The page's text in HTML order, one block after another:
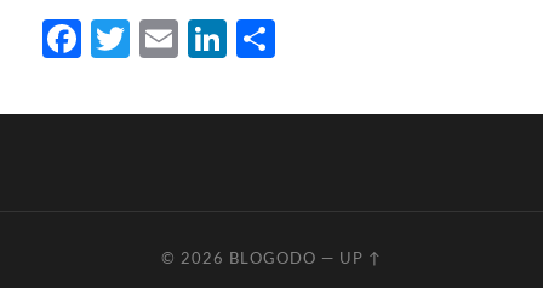
Facebook
Twitter
EmailLinkedIn
© 2026 BLOGODO — UP ↑